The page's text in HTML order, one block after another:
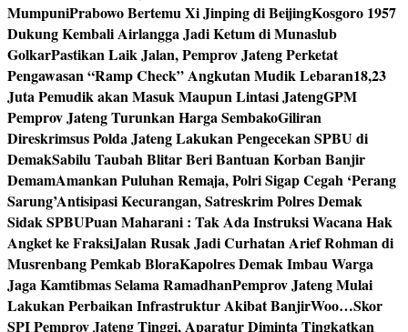
MumpuniPrabowo Bertemu Xi Jinping di BeijingKosgoro 1957
Dukung Kembali Airlangga Jadi Ketum di Munaslub
GolkarPastikan Laik Jalan, Pemprov Jateng Perketat
Pengawasan “Ramp Check” Angkutan Mudik Lebaran18,23
Juta Pemudik akan Masuk Maupun Lintasi JatengGPM
Pemprov Jateng Turunkan Harga SembakoGiliran
Direskrimsus Polda Jateng Lakukan Pengecekan SPBU di
DemakSabilu Taubah Blitar Beri Bantuan Korban Banjir
DemamAmankan Puluhan Remaja, Polri Sigap Cegah ‘Perang
Sarung’Antisipasi Kecurangan, Satreskrim Polres Demak
Sidak SPBUPuan Maharani : Tak Ada Instruksi Wacana Hak
Angket ke FraksiJalan Rusak Jadi Curhatan Arief Rohman di
Musrenbang Pemkab BloraKapolres Demak Imbau Warga
Jaga Kamtibmas Selama RamadhanPemprov Jateng Mulai
Lakukan Perbaikan Infrastruktur Akibat BanjirWoo…Skor
SPI Pemprov Jateng Tinggi, Aparatur Diminta Tingkatkan